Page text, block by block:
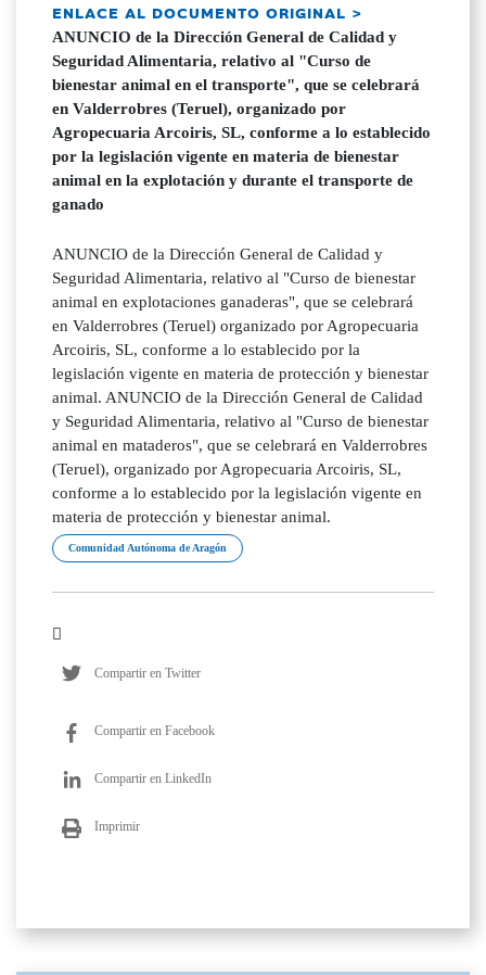
ENLACE AL DOCUMENTO ORIGINAL >
ANUNCIO de la Dirección General de Calidad y
Seguridad Alimentaria, relativo al "Curso de
bienestar animal en el transporte", que se celebrará
en Valderrobres (Teruel), organizado por
Agropecuaria Arcoiris, SL, conforme a lo establecido
por la legislación vigente en materia de bienestar
animal en la explotación y durante el transporte de
ganado
ANUNCIO de la Dirección General de Calidad y
Seguridad Alimentaria, relativo al "Curso de bienestar
animal en explotaciones ganaderas", que se celebrará
en Valderrobres (Teruel) organizado por Agropecuaria
Arcoiris, SL, conforme a lo establecido por la
legislación vigente en materia de protección y bienestar
animal. ANUNCIO de la Dirección General de Calidad
y Seguridad Alimentaria, relativo al "Curso de bienestar
animal en mataderos", que se celebrará en Valderrobres
(Teruel), organizado por Agropecuaria Arcoiris, SL,
conforme a lo establecido por la legislación vigente en
materia de protección y bienestar animal.
Comunidad Autónoma de Aragón
Compartir en Twitter
Compartir en Facebook
Compartir en LinkedIn
Imprimir